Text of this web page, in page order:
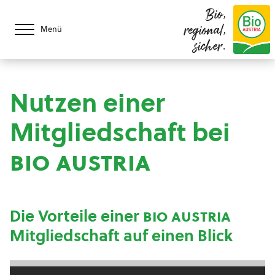
Menü
Bio,
regional,
sicher.
Nutzen einer
Mitgliedschaft bei
bio austria
Die Vorteile einerbio austria
Mitgliedschaft auf einen Blick